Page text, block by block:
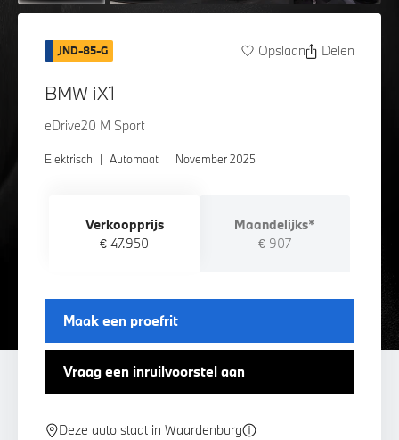
JND-85-G Opslaan Delen
BMW iX1
eDrive20 M Sport
Elektrisch | Automaat | November 2025
Verkoopprijs
€ 47.950
Maandelijks*
€ 907
Maak een proefrit
Vraag een inruilvoorstel aan
Deze auto staat in Waardenburg